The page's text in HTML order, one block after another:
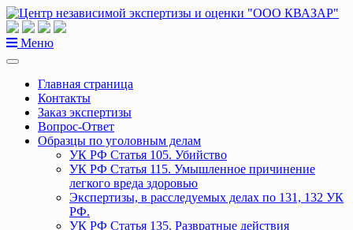
Перейти
к
содержанию
Меню
Главная страница
Контакты
Заказ экспертизы
Вопрос-Ответ
Образцы по уголовным делам
УК РФ Статья 105. Убийство
УК РФ Статья 115. Умышленное причинение
легкого вреда здоровью
Экспертизы, в расследуемых делах по 131, 132 УК
РФ.
УК РФ Статья 135. Развратные действия